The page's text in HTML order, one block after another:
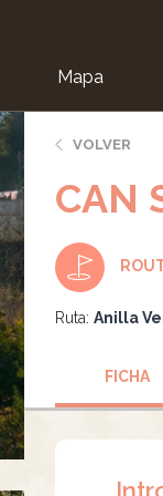
Mapa
VOLVER
CAN
Ruta: Anilla
FICHA